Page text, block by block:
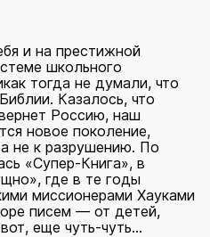
и на престижной
школьного
тогда не думали, что
Казалось, что
Россию, наш
новое поколение,
не к разрушению. По
«Супер-Книга», в
где в те годы
миссионерами Хауками
писем — от детей,
еще чуть-чуть...